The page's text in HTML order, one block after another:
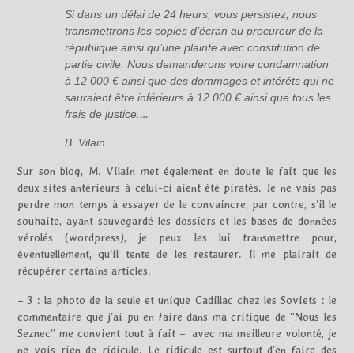
Si dans un délai de 24 heurs, vous persistez, nous
transmettrons les copies d’écran au procureur de la
république ainsi qu’une plainte avec constitution de
partie civile. Nous demanderons votre condamnation
à 12 000 € ainsi que des dommages et intérêts qui ne
sauraient être inférieurs à 12 000 € ainsi que tous les
frais de justice. …
B. Vilain
Sur son blog, M. Vilain met également en doute le fait que les
deux sites antérieurs à celui-ci aient été piratés. Je ne vais pas
perdre mon temps à essayer de le convaincre, par contre, s’il le
souhaite, ayant sauvegardé les dossiers et les bases de données
vérolés (wordpress), je peux les lui transmettre pour,
éventuellement, qu’il tente de les restaurer. Il me plairait de
récupérer certains articles.
– 3 : la photo de la seule et unique Cadillac chez les Soviets : le
commentaire que j’ai pu en faire dans ma critique de “Nous les
Seznec” me convient tout à fait – avec ma meilleure volonté, je
ne vois rien de ridicule. Le ridicule est surtout d’en faire des